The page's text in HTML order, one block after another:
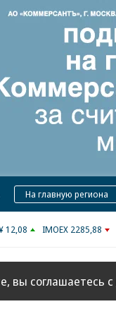
КоммерсантъНа главную региона
12,08 IMOEX 2285,88
вы соглашаетесь с